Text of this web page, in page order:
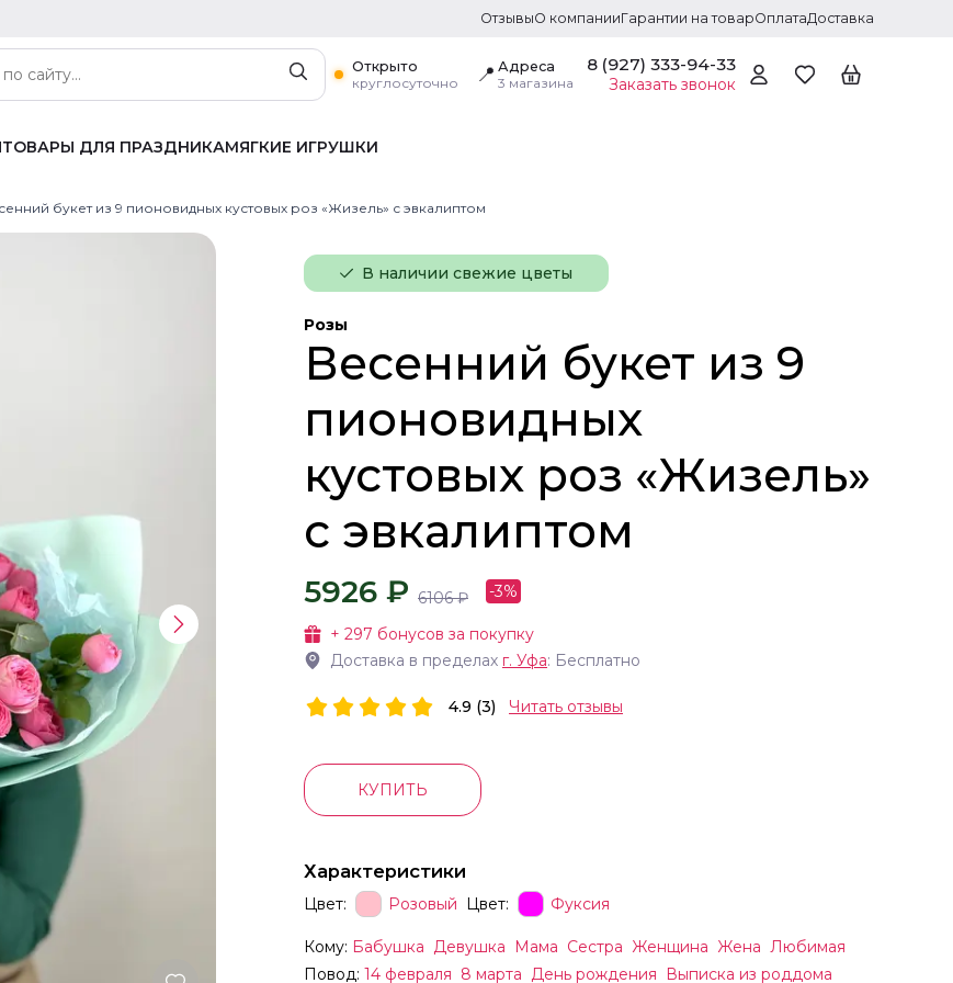
ОтзывыО компанииГарантии на товарОплатаДоставка
Открыто
круглосуточно
📍 Адреса
3 магазина
8 (927) 333-94-33
Заказать звонок
ТОВАРЫ ДЛЯ ПРАЗДНИКАМЯГКИЕ ИГРУШКИ
букет из 9 пионовидных кустовых роз «Жизель» с эвкалиптом
В наличии свежие цветы
Розы
Весенний букет из 9
пионовидных
кустовых роз «Жизель»
с эвкалиптом
5926 ₽ 6106₽ -3%
+ 297 бонусов за покупку
Доставка в пределах г. Уфа: Бесплатно
4.9 (3) Читать отзывы
КУПИТЬ
Характеристики
Цвет: Розовый Цвет: Фуксия
Кому: Бабушка Девушка Мама Сестра Женщина Жена Любимая
Повод: 14 февраля 8 марта День рождения
Выписка из роддома